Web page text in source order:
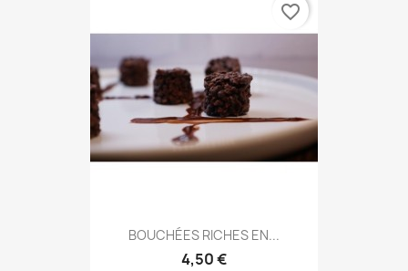
BOUCHÉES RICHES EN...
4,50 €
favorite_border